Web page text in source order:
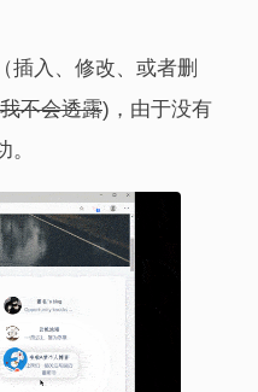
插入、修改、或者删
不会透露)，由于没有